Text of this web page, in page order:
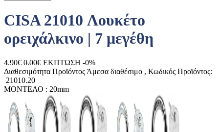
CISA 21010 Λουκέτο
ορειχάλκινο | 7 μεγέθη
4.90€ 0.00€ ΕΚΠΤΩΣΗ -0%
Διαθεσιμότητα Προϊόντος Άμεσα διαθέσιμο , Κωδικός Προϊόντος:
21010.20
ΜΟΝΤΕΛΟ : 20mm